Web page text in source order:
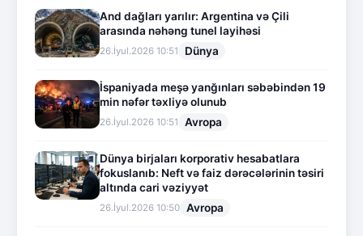
And dağları yarılır: Argentina və Çili
arasında nəhəng tunel layihəsi
26.İyul.2026 10:51 Dünya
İspaniyada meşə yanğınları səbəbindən 19
min nəfər təxliyə olunub
26.İyul.2026 10:51 Avropa
Dünya birjaları korporativ hesabatlara
fokuslanıb: Neft və faiz dərəcələrinin təsiri
altında cari vəziyyət
26.İyul.2026 10:50 Avropa